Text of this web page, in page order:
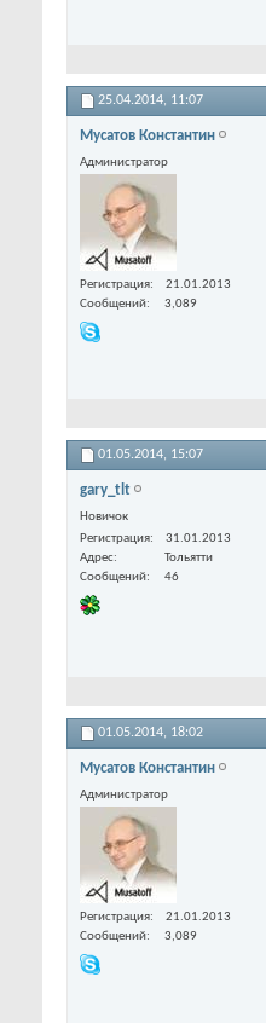
25.04.2014, 11:07
Мусатов Константин
Администратор
Регистрация
21.01.2013
Сообщений
3,089
01.05.2014, 15:07
gary_tlt
Новичок
Регистрация
31.01.2013
Адрес
Тольятти
Сообщений
46
01.05.2014, 18:02
Мусатов Константин
Администратор
Регистрация
21.01.2013
Сообщений
3,089